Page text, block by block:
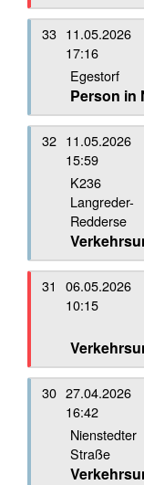
33 11.05.2026
17:16
Egestorf
Person in
32 11.05.2026
15:59
K236
Langreder-
Redderse
31
06.05.2026
10:15
30 27.04.2026
16:42
Nienstedter
Straße